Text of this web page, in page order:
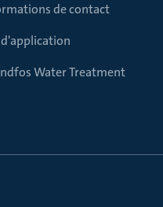
de contact
d'application
Water Treatment